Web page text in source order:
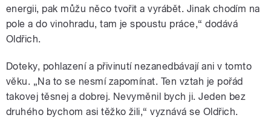
energii, pak můžu něco tvořit a vyrábět. Jinak chodím na
pole a do vinohradu, tam je spoustu práce,“ dodává
Oldřich.
Doteky, pohlazení a přivinutí nezanedbávají ani v tomto
věku. „Na to se nesmí zapomínat. Ten vztah je pořád
takovej těsnej a dobrej. Nevyměnil bych ji. Jeden bez
druhého bychom asi těžko žili,“ vyznává se Oldřich.